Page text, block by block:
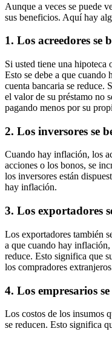
Aunque a veces se puede
sus beneficios. Aquí hay
1. Los acreedores se
Si usted tiene una
Esto se debe a que
cuenta bancaria se reduce.
el valor de su préstamo no
pagando menos por su
2. Los inversores se
Cuando hay inflación, los
acciones o los bonos, se
los inversores están
hay inflación.
3. Los exportadores
Los exportadores también
a que cuando hay
reduce. Esto significa que
los compradores
4. Los empresarios
Los costos de los insumos
se reducen. Esto significa